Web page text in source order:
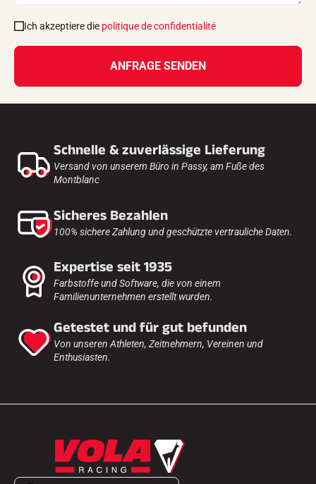
Ich akzeptiere die politique de confidentialité
ANFRAGE SENDEN
Schnelle & zuverlässige Lieferung
Versand von unserem Büro in Passy, am Fuße des
Montblanc
Sicheres Bezahlen
100% sichere Zahlung und geschützte vertrauliche Daten.
Expertise seit 1935
Farbstoffe und Software, die von einem
Familienunternehmen erstellt wurden.
Getestet und für gut befunden
Von unseren Athleten, Zeitnehmern, Vereinen und
Enthusiasten.